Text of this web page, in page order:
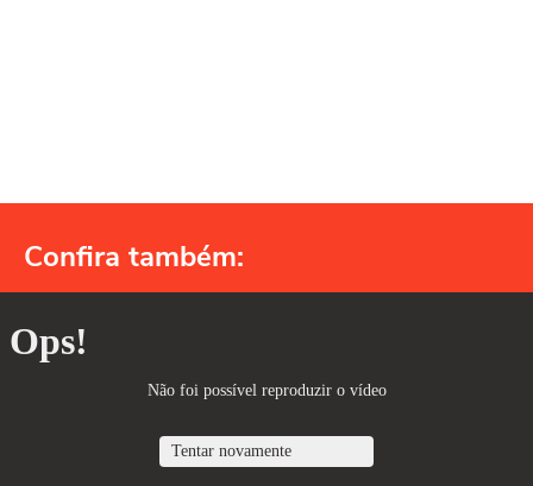
Confira também: